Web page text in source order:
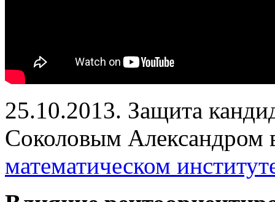
25.10.2013. Защита
Соколовым Александром
математическом